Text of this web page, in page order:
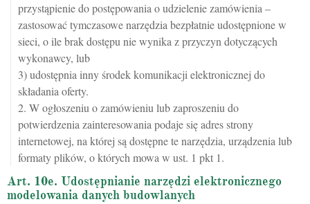
przystąpienie do postępowania o udzielenie zamówienia –
zastosować tymczasowe narzędzia bezpłatnie udostępnione w
sieci, o ile brak dostępu nie wynika z przyczyn dotyczących
wykonawcy, lub
3) udostępnia inny środek komunikacji elektronicznej do
składania oferty.
2. W ogłoszeniu o zamówieniu lub zaproszeniu do
potwierdzenia zainteresowania podaje się adres strony
internetowej, na której są dostępne te narzędzia, urządzenia lub
formaty plików, o których mowa w ust. 1 pkt 1.
Art. 10e. Udostępnianie narzędzi elektronicznego
modelowania danych budowlanych